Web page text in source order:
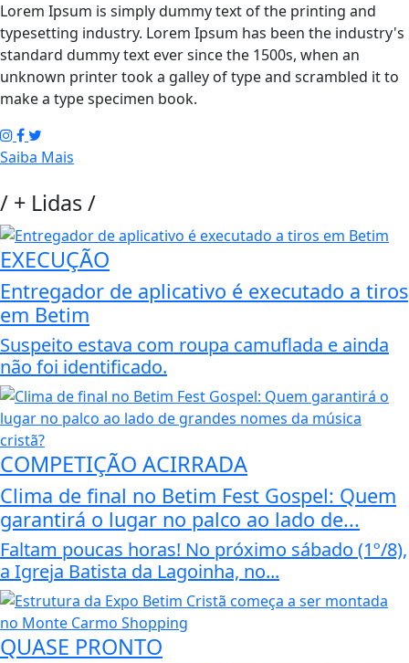
Lorem Ipsum is simply dummy text of the printing and
typesetting industry. Lorem Ipsum has been the industry's
standard dummy text ever since the 1500s, when an
unknown printer took a galley of type and scrambled it to
make a type specimen book.
Saiba Mais
/ + Lidas/
EXECUÇÃO
Entregador de aplicativo é executado a tiros
em Betim
Suspeito estava com roupa camuflada e ainda
não foi identificado.
COMPETIÇÃO ACIRRADA
Clima de final no Betim Fest Gospel: Quem
garantirá o lugar no palco ao lado de...
Faltam poucas horas! No próximo sábado (1º/8),
a Igreja Batista da Lagoinha, no...
QUASE PRONTO